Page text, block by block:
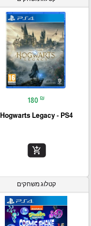
180 ₪
Hogwarts Legacy - PS4
add_shopping_cart
קטלוג משחקים